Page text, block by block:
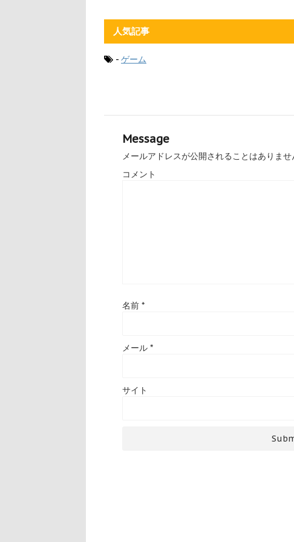
人気記事
- ゲーム
Message
メールアドレスが公開されることはありませ
コメント
名前 *
メール *
サイト